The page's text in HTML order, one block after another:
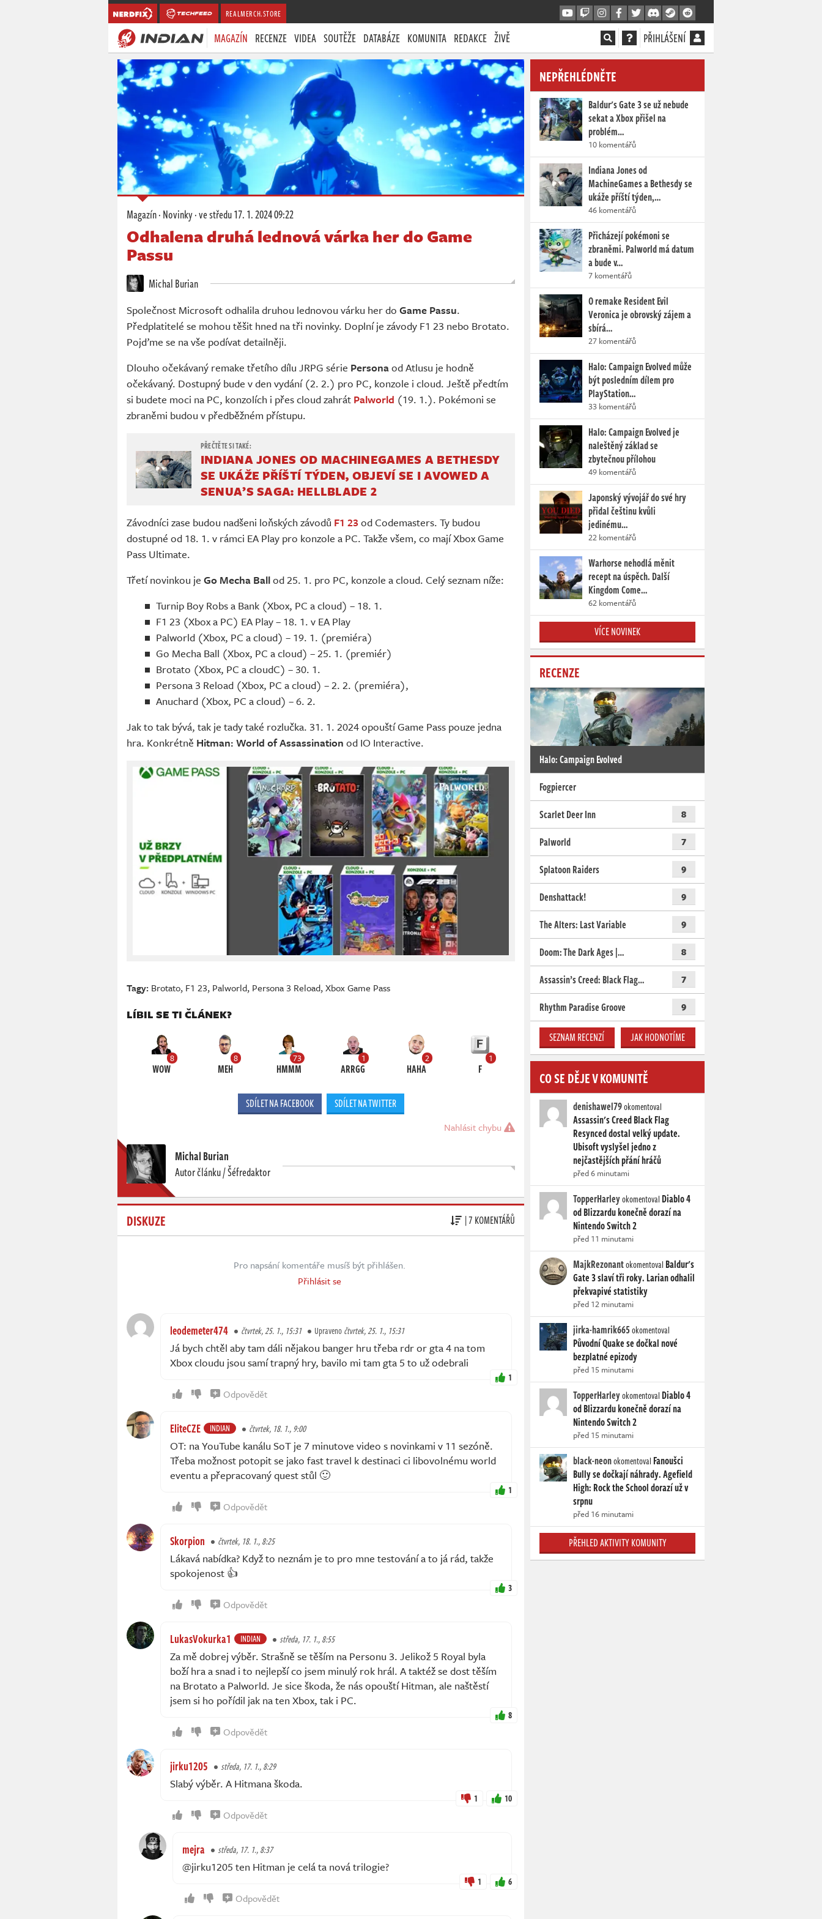
REALMERCH.STORE
MAGAZÍN RECENZE VIDEA SOUTĚŽE DATABÁZE KOMUNITA REDAKCE ŽIVĚ PŘIHLÁŠENÍ
Magazín·Novinky·ve středu17. 1. 2024 09:22
Odhalena druhá lednová várka her do Game
Passu
Michal Burian
Společnost Microsoft odhalila druhou lednovou várku her do Game Passu.
Předplatitelé se mohou těšit hned na tři novinky. Doplní je závody F1 23 nebo Brotato.
Pojďme se na vše podívat detailněji.
Dlouho očekávaný remake třetího dílu JRPG série Personaod Atlusu je hodně
očekávaný. Dostupný bude v den vydání (2. 2.) pro PC, konzole i cloud. Ještě předtím
si budete moci na PC, konzolích i přes cloud zahrát Palworld (19. 1.). Pokémoni se
zbraněmi budou v předběžném přístupu.
INDIANA JONES OD MACHINEGAMES A BETHESDY
SE UKÁŽE PŘÍŠTÍ TÝDEN, OBJEVÍ SE I AVOWED A
SENUA’S SAGA: HELLBLADE 2
Závodníci zase budou nadšeni loňských závodů F1 23od Codemasters. Ty budou
dostupné od 18. 1. v rámci EA Play pro konzole a PC. Takže všem, co mají Xbox Game
Pass Ultimate.
Třetí novinkou je Go Mecha Ballod 25. 1. pro PC, konzole a cloud. Celý seznam níže:
Turnip Boy Robs a Bank (Xbox, PC a cloud) – 18. 1.
F1 23 (Xbox a PC) EA Play – 18. 1. v EA Play
Palworld (Xbox, PC a cloud) – 19. 1. (premiéra)
Go Mecha Ball (Xbox, PC a cloud) – 25. 1. (premiér)
Brotato (Xbox, PC a cloudC) – 30. 1.
Persona 3 Reload (Xbox, PC a cloud) – 2. 2. (premiéra),
Anuchard (Xbox, PC a cloud) – 6. 2.
Jak to tak bývá, tak je tady také rozlučka. 31. 1. 2024 opouští Game Pass pouze jedna
hra. Konkrétně Hitman: World of Assassination od IO Interactive.
Tagy: Brotato, F1 23, Palworld, Persona 3 Reload,Xbox Game Pass
LÍBIL SE TI ČLÁNEK?
8
WOW
8
MEH
73
HMMM
1
ARRGG
2
HAHA
1
F
SDÍLET NA FACEBOOK SDÍLET NA TWITTER
Nahlásit chybu
Michal Burian
Autor článku / Šéfredaktor
DISKUZE | 7 KOMENTÁŘŮ
Pro napsání komentáře musíš být přihlášen.
Přihlásit se
leodemeter474 čtvrtek, 25. 1., 15:31 Upravenočtvrtek, 25. 1., 15:31
Já bych chtěl aby tam dáli nějakou banger hru třeba rdr or gta 4 na tom
Xbox cloudu jsou samí trapný hry, bavilo mi tam gta 5 to už odebrali
1
Odpovědět
EliteCZE INDIAN čtvrtek, 18. 1., 9:00
OT: na YouTube kanálu SoT je 7 minutove video s novinkami v 11 sezóně.
Třeba možnost potopit se jako fast travel k destinaci ci libovolnému world
eventu a přepracovaný quest stůl 🙂
1
Odpovědět
Skorpion čtvrtek, 18. 1., 8:25
Lákavá nabídka? Když to neznám je to pro mne testování a to já rád, takže
spokojenost 👍
3
Odpovědět
LukasVokurka1 INDIAN středa, 17. 1., 8:55
Za mě dobrej výběr. Strašně se těším na Personu 3. Jelikož 5 Royal byla
boží hra a snad i to nejlepší co jsem minulý rok hrál. A taktéž se dost těším
na Brotato a Palworld. Je sice škoda, že nás opouští Hitman, ale naštěstí
jsem si ho pořídil jak na ten Xbox, tak i PC.
8
Odpovědět
jirku1205 středa, 17. 1., 8:29
Slabý výběr. A Hitmana škoda.
1 10
Odpovědět
mejra středa, 17. 1., 8:37
@jirku1205 ten Hitman je celá ta nová trilogie?
1 6
Odpovědět
NEPŘEHLÉDNĚTE
Baldur's Gate 3 se už nebude
sekat a Xbox přišel na
problém…
10 komentářů
Indiana Jones od
MachineGames a Bethesdy se
ukáže příští týden,…
46 komentářů
Přicházejí pokémoni se
zbraněmi. Palworld má datum
a bude v…
7 komentářů
O remake Resident Evil
Veronica je obrovský zájem a
sbírá…
27 komentářů
Halo: Campaign Evolved může
být posledním dílem pro
PlayStation…
33 komentářů
Halo: Campaign Evolved je
naleštěný základ se
zbytečnou přílohou
49 komentářů
Japonský vývojář do své hry
přidal češtinu kvůli
jedinému…
22 komentářů
Warhorse nehodlá měnit
recept na úspěch. Další
Kingdom Come…
62 komentářů
VÍCE NOVINEK
RECENZE
Halo: Campaign Evolved
Fogpiercer
Scarlet Deer Inn
8
Palworld 7
Splatoon Raiders 9
Denshattack! 9
The Alters: Last Variable 9
Doom: The Dark Ages |… 8
Assassin’s Creed: Black Flag… 7
Rhythm Paradise Groove 9
SEZNAM RECENZÍ JAK HODNOTÍME
CO SE DĚJE V KOMUNITĚ
denishawel79okomentoval
Assassin's Creed Black Flag
Resynced dostal velký update.
Ubisoft vyslyšel jedno z
nejčastějších přání hráčů
před 6 minutami
TopperHarleyokomentoval Diablo 4
od Blizzardu konečně dorazí na
Nintendo Switch 2
před 11 minutami
MajkRezonantokomentoval Baldur's
Gate 3 slaví tři roky. Larian odhalil
překvapivé statistiky
před 12 minutami
jirka-hamrik665okomentoval
Původní Quake se dočkal nové
bezplatné epizody
před 15 minutami
TopperHarleyokomentoval Diablo 4
od Blizzardu konečně dorazí na
Nintendo Switch 2
před 15 minutami
black-neonokomentoval Fanoušci
Bully se dočkají náhrady. Agefield
High: Rock the School dorazí už v
srpnu
před 16 minutami
PŘEHLED AKTIVITY KOMUNITY